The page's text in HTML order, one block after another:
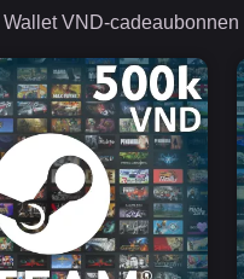
Wallet VND-